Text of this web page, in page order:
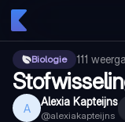
Biologie 111
A Alexia Kapteijns
@alexiakapteijns